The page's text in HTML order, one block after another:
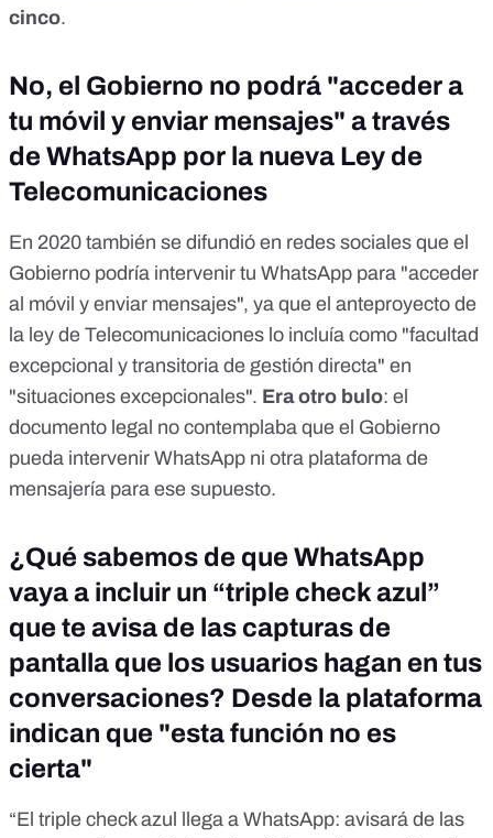
cinco.
No, el Gobierno no podrá "acceder a
tu móvil y enviar mensajes" a través
de WhatsApp por la nueva Ley de
Telecomunicaciones
En 2020 también se difundió en redes sociales que el
Gobierno podría intervenir tu WhatsApp para "acceder
al móvil y enviar mensajes", ya que el anteproyecto de
la ley de Telecomunicaciones lo incluía como "facultad
excepcional y transitoria de gestión directa" en
"situaciones excepcionales". Eraotro bulo: el
documento legal no contemplaba que el Gobierno
pueda intervenir WhatsApp ni otra plataforma de
mensajería para ese supuesto.
¿Qué sabemos de que WhatsApp
vaya a incluir un “triple check azul”
que te avisa de las capturas de
pantalla que los usuarios hagan en tus
conversaciones? Desde la plataforma
indican que "esta función no es
cierta"
“El triple check azul llega a WhatsApp: avisará de las